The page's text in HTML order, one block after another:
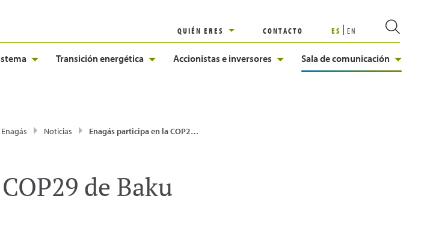
QUIÉN ERES CONTACTO ES EN
Transición energética Accionistas e inversores Sala de comunicación
Noticias Enagás participa en la COP29 de Baku
de Baku